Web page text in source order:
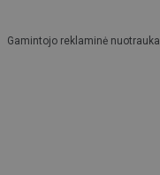
Gamintojo reklaminė nuotrauka